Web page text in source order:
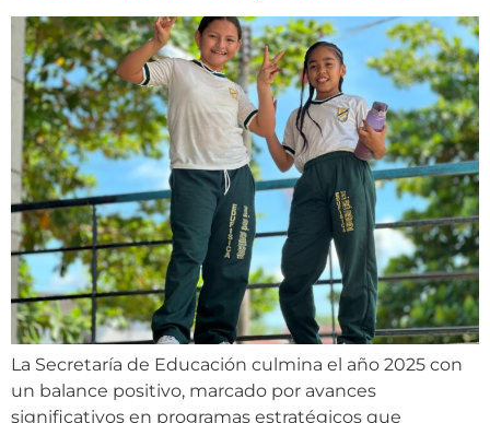
La Secretaría de Educación culmina el año 2025 con
un balance positivo, marcado por avances
significativos en programas estratégicos que